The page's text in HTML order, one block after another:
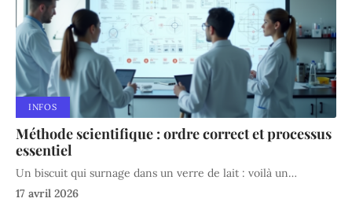
INFOS
Méthode scientifique : ordre correct et processus
essentiel
Un biscuit qui surnage dans un verre de lait : voilà un…
17 avril 2026